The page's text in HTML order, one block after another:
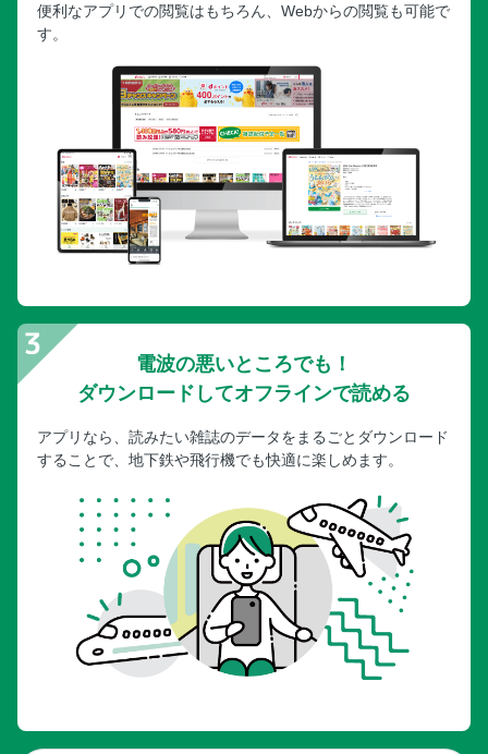
便利なアプリでの閲覧はもちろん、Webからの閲覧も可能で
す。
電波の悪いところでも！
ダウンロードしてオフラインで読める
アプリなら、読みたい雑誌のデータをまるごとダウンロード
することで、地下鉄や飛行機でも快適に楽しめます。